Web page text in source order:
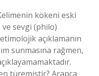
kökeni eski
sevgi (philo)
açıklamanın
sunmasına rağmen,
türemiştir? Arapça